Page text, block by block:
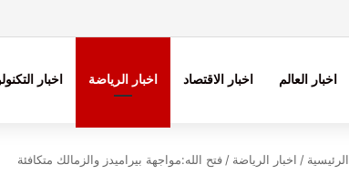
اخبار العالم اخبار الاقتصاد اخبار الرياضة اخبار
الرئيسية / اخبار الرياضة / فتح الله:مواجهة بيراميدز والزمالك متكافئة